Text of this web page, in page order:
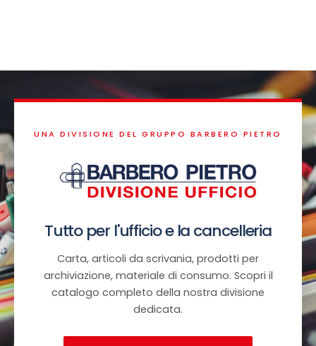
UNA DIVISIONE DEL GRUPPO BARBERO PIETRO
Tutto per l'ufficio e la cancelleria
Carta, articoli da scrivania, prodotti per
archiviazione, materiale di consumo. Scopri il
catalogo completo della nostra divisione
dedicata.